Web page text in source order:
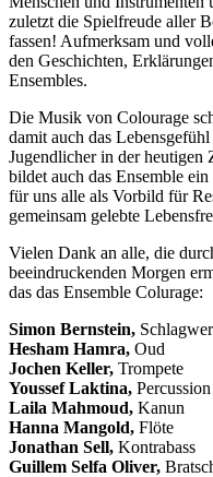
zuletzt die Spielfreude aller
fassen! Aufmerksam und
den Geschichten,
Ensembles.
Die Musik von Colourage
damit auch das
Jugendlicher in der heutigen
bildet auch das Ensemble
für uns alle als Vorbild für
gemeinsam gelebte
Vielen Dank an alle, die
beeindruckenden Morgen
das das Ensemble Colurage:
Simon Bernstein,
Hesham Hamra, Oud
Jochen Keller, Trompete
Youssef Laktina, Percussion
Laila Mahmoud, Kanun
Hanna Mangold, Flöte
Jonathan Sell, Kontrabass
Guillem Selfa Oliver,